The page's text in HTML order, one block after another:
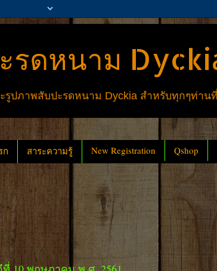
รดหนาม
ปภาพสับปะรดหนาม Dyckia สำหรับทุกๆท่าน
ก สาระความรู้ New Registration Qshop